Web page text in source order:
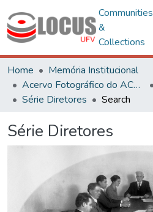
Communities
&
Collections
Home
Memória Institucional
Acervo Fotográfico do ACH-UFV
Série Diretores
Search
Série Diretores